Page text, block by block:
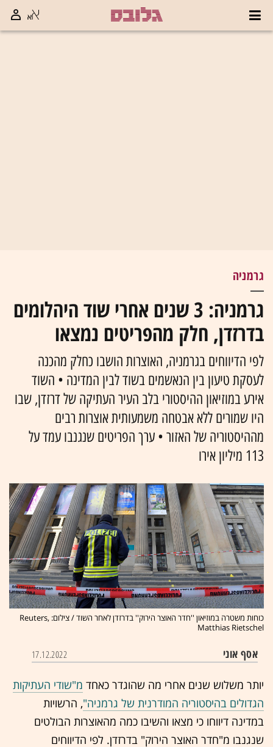
גרמניה
גרמניה: 3 שנים אחרי שוד היהלומים
בדרזדן, חלק מהפריטים נמצאו
לפי הדיווחים בגרמניה, האוצרות הושבו כחלק מהכנה
לעסקת טיעון בין הנאשמים בשוד לבין המדינה • השוד
אירע במוזיאון ההיסטורי בלב העיר העתיקה של דרזדן, שבו
היו שמורים ללא אבטחה משמעותית אוצרות רבים
מההיסטוריה של האזור • ערך הפריטים שנגנבו עמד על
113 מיליון אירו
כוחות משטרה במוזיאון ''חדר האוצר הירוק'' בדרזדן לאחר השוד / צילום: Reuters,
Matthias Rietschel
אסף אוני 17.12.2022
יותר משלוש שנים אחרי מה שהוגדר כאחד מ"שודי העתיקות
הגדולים בהיסטוריה המודרנית של גרמניה", הרשויות
במדינה דיווחו כי מצאו והשיבו כמה מהאוצרות הבולטים
שנגנבו מ"חדר האוצר הירוק" בדרזדן. לפי הדיווחים